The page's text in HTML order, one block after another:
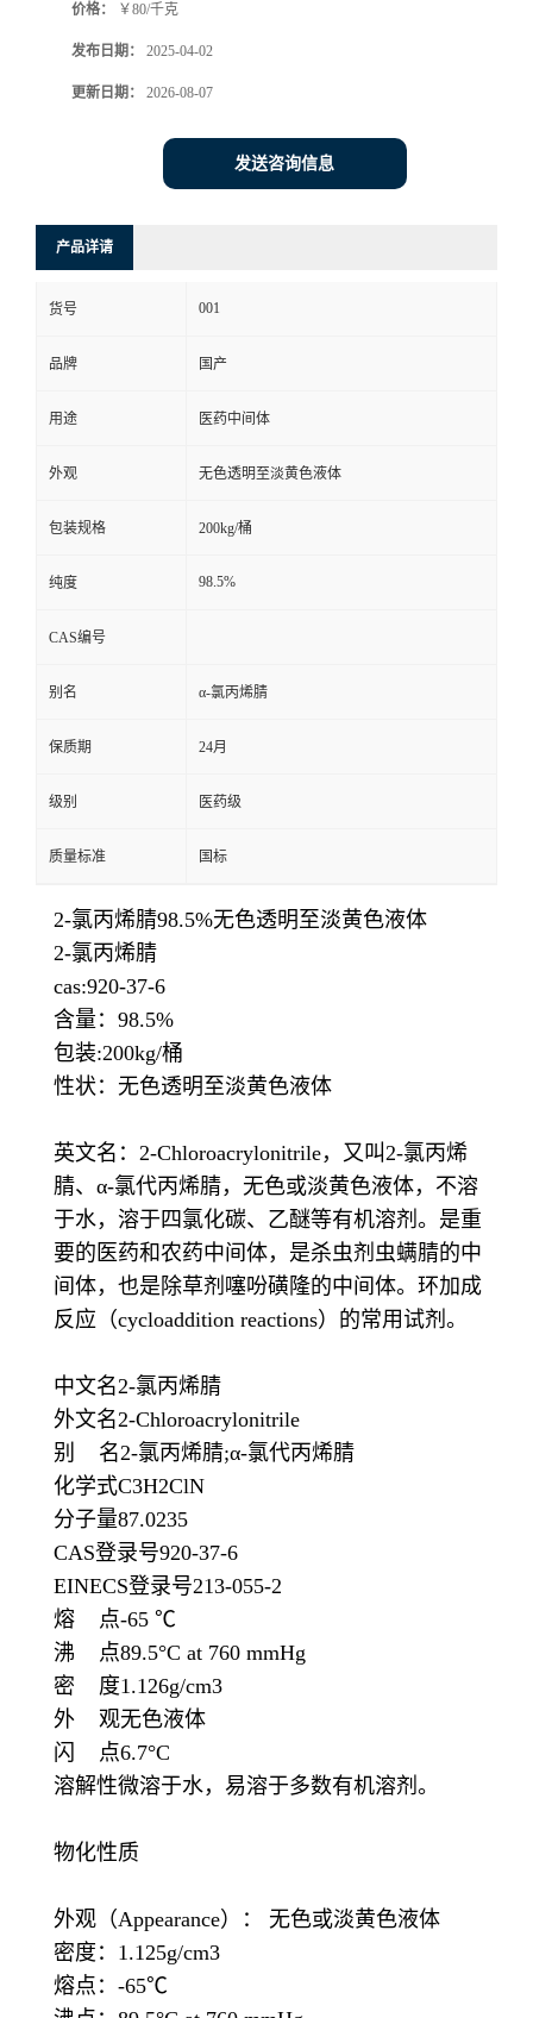
价格： ￥80/千克
发布日期： 2025-04-02
更新日期： 2026-08-07
发送咨询信息
产品详请
货号 001
品牌 国产
用途 医药中间体
外观 无色透明至淡黄色液体
包装规格 200kg/桶
纯度 98.5%
CAS编号
别名 α-氯丙烯腈
保质期 24月
级别 医药级
质量标准 国标
2-氯丙烯腈98.5%无色透明至淡黄色液体
2-氯丙烯腈
cas:920-37-6
含量：98.5%
包装:200kg/桶
性状：无色透明至淡黄色液体
英文名：2-Chloroacrylonitrile，又叫2-氯丙烯
腈、α-氯代丙烯腈，无色或淡黄色液体，不溶
于水，溶于四氯化碳、乙醚等有机溶剂。是重
要的医药和农药中间体，是杀虫剂虫螨腈的中
间体，也是除草剂噻吩磺隆的中间体。环加成
反应（cycloaddition reactions）的常用试剂。
中文名2-氯丙烯腈
外文名2-Chloroacrylonitrile
别 名2-氯丙烯腈;α-氯代丙烯腈
化学式C3H2ClN
分子量87.0235
CAS登录号920-37-6
EINECS登录号213-055-2
熔 点-65 ℃
沸 点89.5°C at 760 mmHg
密 度1.126g/cm3
外 观无色液体
闪 点6.7°C
溶解性微溶于水，易溶于多数有机溶剂。
物化性质
外观（Appearance）： 无色或淡黄色液体
密度：1.125g/cm3
熔点：-65℃